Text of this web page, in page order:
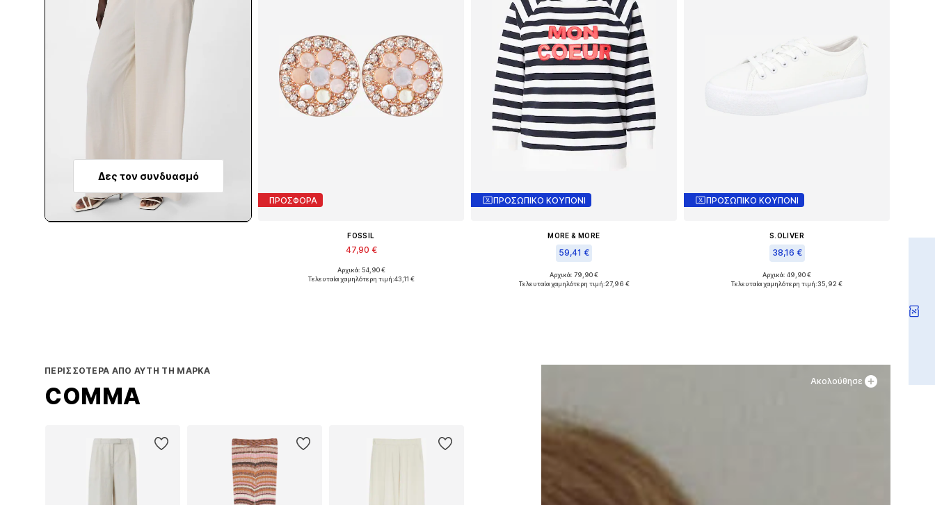
Δες τον συνδυασμό
ΠΡΟΣΦΟΡΑ
FOSSIL
47,90 €
Διαθέσιμα μεγέθη: One Size
Αρχικά: 54,90 €
Τελευταία χαμηλότερη τιμή:43,11 €
ΠΡΟΣΩΠΙΚΟ ΚΟΥΠΟΝΙ
MORE & MORE
59,41 €
Διαθέσιμο σε πολλά μεγέθη
Αρχικά: 79,90 €
Τελευταία χαμηλότερη τιμή:27,96 €
ΠΡΟΣΩΠΙΚΟ ΚΟΥΠΟΝΙ
S.OLIVER
38,16 €
Διαθέσιμα μεγέθη: 36, 37
Αρχικά: 49,90 €
Τελευταία χαμηλότερη τιμή:35,92 €
Ακολούθησε
ΠΕΡΙΣΣΌΤΕΡΑ ΑΠΌ ΑΥΤΉ ΤΗ ΜΆΡΚΑ
COMMA